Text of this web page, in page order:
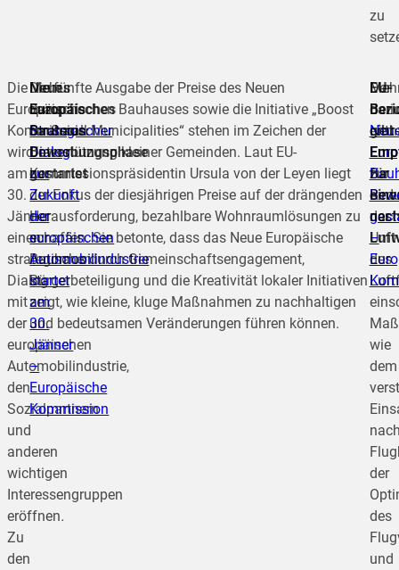
zu
Die
Europäische
Kommission
wird
am
30.
Jänner
einen
strategischen
Dialog
mit
der
europäischen
Automobilindustrie,
den
Sozialpartnern
und
anderen
wichtigen
Interessengruppen
eröffnen.
Zu
den
Mehr
dazu:
Strategischer
Dialog
zur
Zukunft
der
europäischen
Automobilindustrie
startet
am
30.
Jänner
–
Europäische
Kommission
Neues
Europäisches
Bauhaus:
Bewerbungsphase
gestartet
Die fünfte Ausgabe der Preise des Neuen
Europäischen Bauhauses sowie die Initiative „Boost
for Small Municipalities“ stehen im Zeichen der
Unterstützung kleiner Gemeinden. Laut EU-
Kommissionspräsidentin Ursula von der Leyen liegt
der Fokus der diesjährigen Preise auf der drängenden
Herausforderung, bezahlbare Wohnraumlösungen zu
schaffen. Sie betonte, dass das Neue Europäische
Bauhaus durch Gemeinschaftsengagement,
Bürgerbeteiligung und die Kreativität lokaler Initiativen
zeigt, wie kleine, kluge Maßnahmen zu nachhaltigen
und bedeutsamen Veränderungen führen können.
–
EU-
gibt
für
Der
zur
der
des
wie
dem
der
des
und